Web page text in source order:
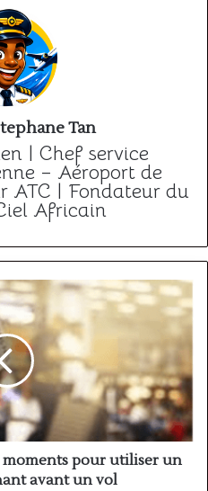
Tan
| Chef service
– Aéroport de
ATC | Fondateur du
Africain
pour utiliser un
avant un vol